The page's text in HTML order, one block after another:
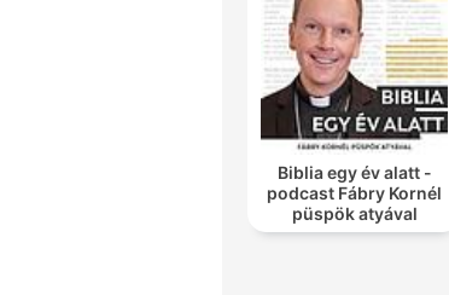
Biblia egy év alatt -
podcast Fábry Kornél
püspök atyával